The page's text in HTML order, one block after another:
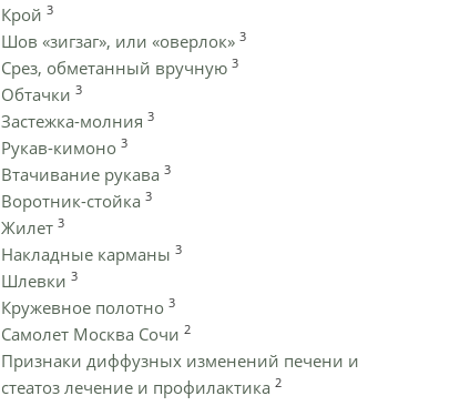
Крой 3
Шов «зигзаг», или «оверлок» 3
Срез, обметанный вручную 3
Обтачки 3
Застежка-молния 3
Рукав-кимоно 3
Втачивание рукава 3
Воротник-стойка 3
Жилет 3
Накладные карманы 3
Шлевки 3
Кружевное полотно 3
Самолет Москва Сочи 2
Признаки диффузных изменений печени и
стеатоз лечение и профилактика 2